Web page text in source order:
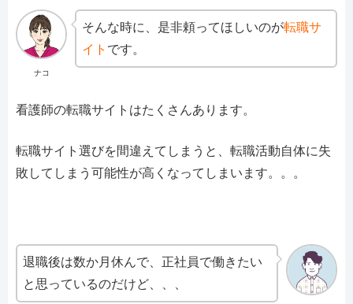
ナコ
そんな時に、是非頼ってほしいのが転職サ
イト です。
看護師の転職サイトはたくさんあります。
転職サイト選びを間違えてしまうと、転職活動自体に失
敗してしまう可能性が高くなってしまいます。。。
退職後は数か月休んで、正社員で働きたい
と思っているのだけど、、、